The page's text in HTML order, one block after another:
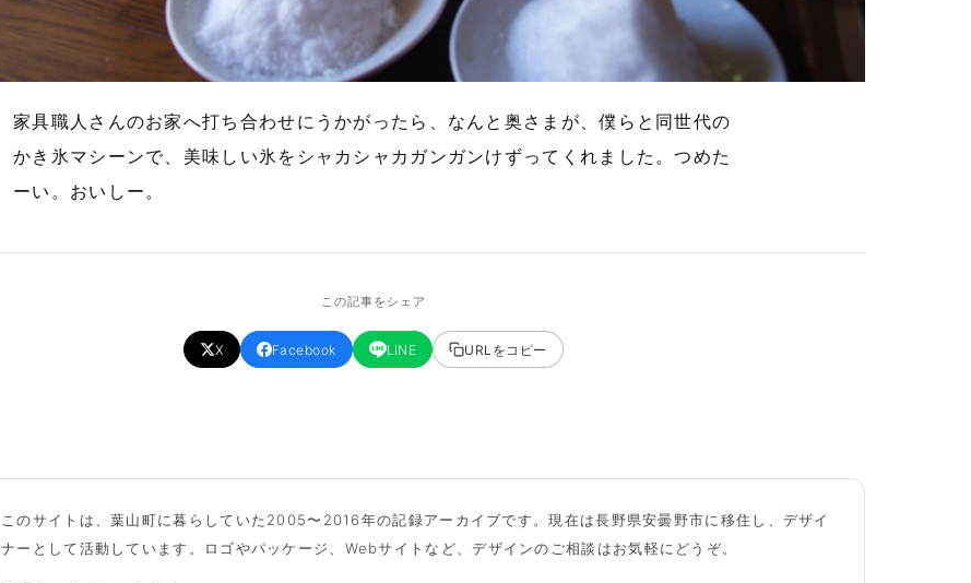
家具職人さんのお家へ打ち合わせにうかがったら、なんと奥さまが、僕らと同世代の
かき氷マシーンで、美味しい氷をシャカシャカガンガンけずってくれました。つめた
ーい。おいしー。
この記事をシェア
X Facebook LINE URLをコピー
このサイトは、葉山町に暮らしていた2005〜2016年の記録アーカイブです。現在は長野県安曇野市に移住し、デザイ
ナーとして活動しています。ロゴやパッケージ、Webサイトなど、デザインのご相談はお気軽にどうぞ。